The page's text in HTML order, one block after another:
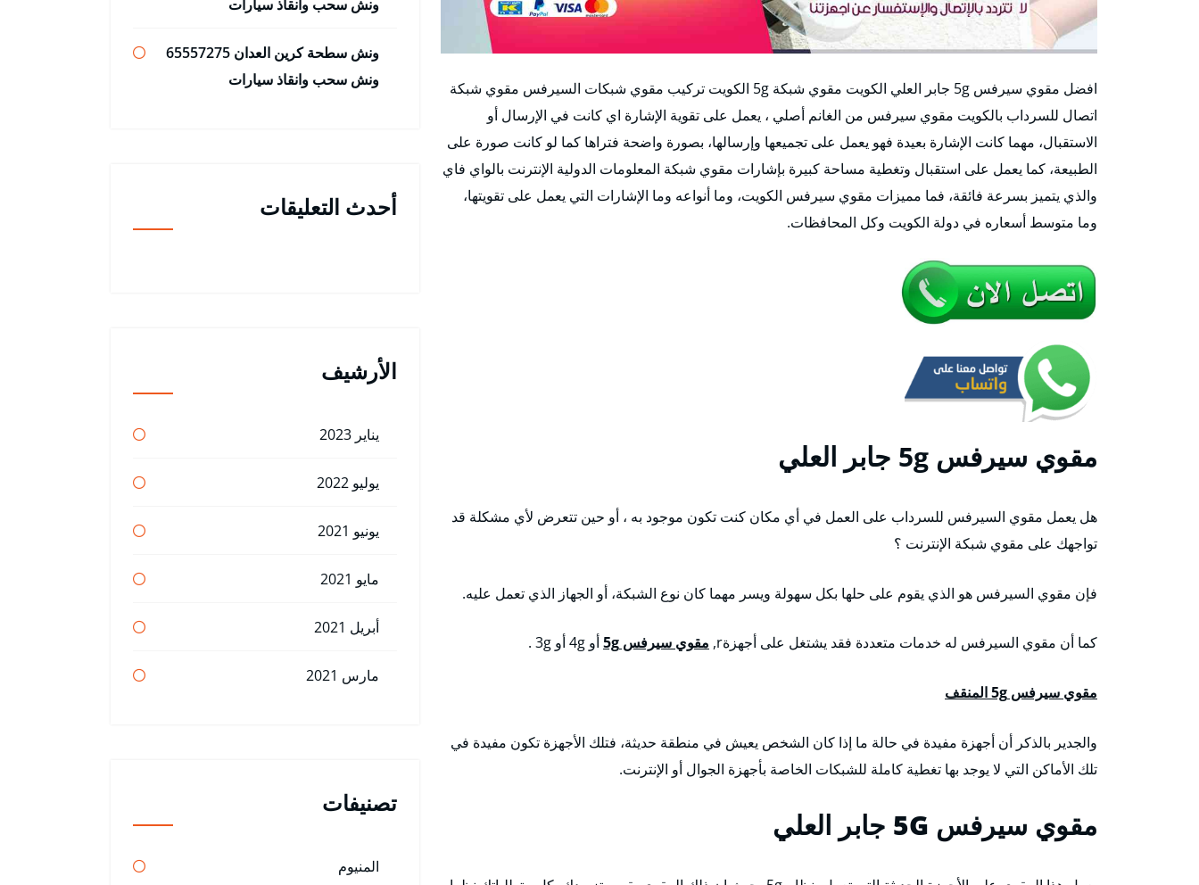
افضل مقوي سيرفس 5g جابر العلي الكويت مقوي شبكة 5g الكويت تركيب مقوي شبكات السيرفس مقوي شبكة
اتصال للسرداب بالكويت مقوي سيرفس من الغانم أصلي ، يعمل على تقوية الإشارة اي كانت في الإرسال أو
الاستقبال، مهما كانت الإشارة بعيدة فهو يعمل على تجميعها وإرسالها، بصورة واضحة فتراها كما لو كانت صورة على
الطبيعة، كما يعمل على استقبال وتغطية مساحة كبيرة بإشارات مقوي شبكة المعلومات الدولية الإنترنت بالواي فاي
والذي يتميز بسرعة فائقة، فما مميزات مقوي سيرفس الكويت، وما أنواعه وما الإشارات التي يعمل على تقويتها،
وما متوسط أسعاره في دولة الكويت وكل المحافظات.
مقوي سيرفس 5g جابر العلي
هل يعمل مقوي السيرفس للسرداب على العمل في أي مكان كنت تكون موجود به ، أو حين تتعرض لأي مشكلة قد
تواجهك على مقوي شبكة الإنترنت ؟
فإن مقوي السيرفس هو الذي يقوم على حلها بكل سهولة ويسر مهما كان نوع الشبكة، أو الجهاز الذي تعمل عليه.
كما أن مقوي السيرفس له خدمات متعددة فقد يشتغل على أجهزةr, مقوي سيرفس 5g أو 4g أو 3g .
مقوي سيرفس 5g المنقف
والجدير بالذكر أن أجهزة مفيدة في حالة ما إذا كان الشخص يعيش في منطقة حديثة، فتلك الأجهزة تكون مفيدة في
تلك الأماكن التي لا يوجد بها تغطية كاملة للشبكات الخاصة بأجهزة الجوال أو الإنترنت.
مقوي سيرفس 5G جابر العلي
ونش سحب وانقاذ سيارات
ونش سطحة كرين العدان 65557275
ونش سحب وانقاذ سيارات
أحدث التعليقات
الأرشيف
يناير 2023
يوليو 2022
يونيو 2021
مايو 2021
أبريل 2021
مارس 2021
تصنيفات
المنيوم